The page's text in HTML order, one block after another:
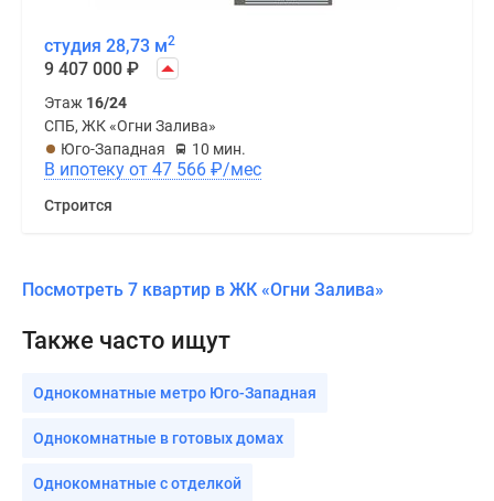
студия 28,73 м2
9 407 000 ₽
Этаж 16/24
СПБ, ЖК «Огни Залива»
Юго-Западная
10 мин.
В ипотеку от 47 566 ₽/мес
Строится
Посмотреть 7 квартир в ЖК «Огни Залива»
Также часто ищут
Однокомнатные метро Юго-Западная
Однокомнатные в готовых домах
Однокомнатные с отделкой